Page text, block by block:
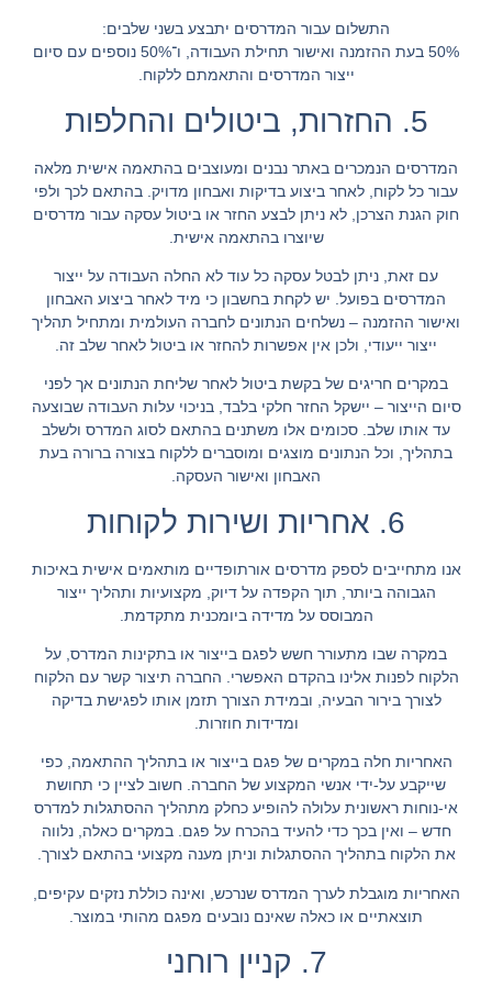
התשלום עבור המדרסים יתבצע בשני שלבים:
50% בעת ההזמנה ואישור תחילת העבודה, ו־50% נוספים עם סיום
ייצור המדרסים והתאמתם ללקוח.
5. החזרות, ביטולים והחלפות
המדרסים הנמכרים באתר נבנים ומעוצבים בהתאמה אישית מלאה
עבור כל לקוח, לאחר ביצוע בדיקות ואבחון מדויק. בהתאם לכך ולפי
חוק הגנת הצרכן, לא ניתן לבצע החזר או ביטול עסקה עבור מדרסים
שיוצרו בהתאמה אישית.
עם זאת, ניתן לבטל עסקה כל עוד לא החלה העבודה על ייצור
המדרסים בפועל. יש לקחת בחשבון כי מיד לאחר ביצוע האבחון
ואישור ההזמנה – נשלחים הנתונים לחברה העולמית ומתחיל תהליך
ייצור ייעודי, ולכן אין אפשרות להחזר או ביטול לאחר שלב זה.
במקרים חריגים של בקשת ביטול לאחר שליחת הנתונים אך לפני
סיום הייצור – יישקל החזר חלקי בלבד, בניכוי עלות העבודה שבוצעה
עד אותו שלב. סכומים אלו משתנים בהתאם לסוג המדרס ולשלב
בתהליך, וכל הנתונים מוצגים ומוסברים ללקוח בצורה ברורה בעת
האבחון ואישור העסקה.
6. אחריות ושירות לקוחות
אנו מתחייבים לספק מדרסים אורתופדיים מותאמים אישית באיכות
הגבוהה ביותר, תוך הקפדה על דיוק, מקצועיות ותהליך ייצור
המבוסס על מדידה ביומכנית מתקדמת.
במקרה שבו מתעורר חשש לפגם בייצור או בתקינות המדרס, על
הלקוח לפנות אלינו בהקדם האפשרי. החברה תיצור קשר עם הלקוח
לצורך בירור הבעיה, ובמידת הצורך תזמן אותו לפגישת בדיקה
ומדידות חוזרות.
האחריות חלה במקרים של פגם בייצור או בתהליך ההתאמה, כפי
שייקבע על-ידי אנשי המקצוע של החברה. חשוב לציין כי תחושת
אי-נוחות ראשונית עלולה להופיע כחלק מתהליך ההסתגלות למדרס
חדש – ואין בכך כדי להעיד בהכרח על פגם. במקרים כאלה, נלווה
את הלקוח בתהליך ההסתגלות וניתן מענה מקצועי בהתאם לצורך.
האחריות מוגבלת לערך המדרס שנרכש, ואינה כוללת נזקים עקיפים,
תוצאתיים או כאלה שאינם נובעים מפגם מהותי במוצר.
7. קניין רוחני